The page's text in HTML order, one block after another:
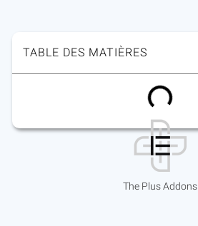
TABLE DES MATIÈRES
The Plus Addons